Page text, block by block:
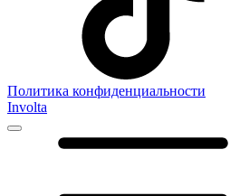
Политика конфиденциальности
Involta